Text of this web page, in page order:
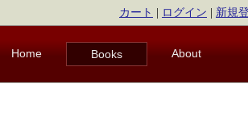
カート ログイン 新規
Home Books About